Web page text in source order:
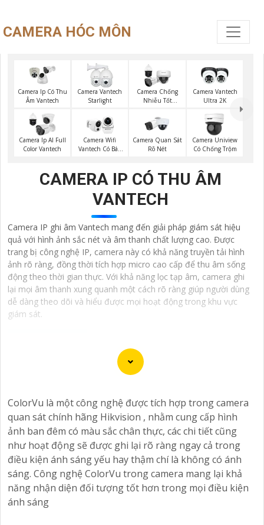
CAMERA HÓC MÔN
Camera Ip Có Thu
Âm Vantech
Camera Vantech
Starlight
Camera Chống
Nhiễu Tốt
Camera Vantech
Ultra 2K
Camera Ip AI Full
Color Vantech
Camera Wifi
Vantech Có Báo
Camera Quan Sát
Rõ Nét
Camera Uniview
Có Chống Trộm
CAMERA IP CÓ THU ÂM
VANTECH
Camera IP ghi âm Vantech mang đến giải pháp giám sát hiệu
quả với hình ảnh sắc nét và âm thanh chất lượng cao. Được
trang bị công nghệ IP, camera này có khả năng truyền tải hình
ảnh rõ ràng, đồng thời tích hợp micro cao cấp để thu âm sống
động theo thời gian thực. Với khả năng lọc tạp âm, camera ghi
lại mọi âm thanh xung quanh một cách rõ ràng giúp người dùng
dễ dàng theo dõi và hiểu được mọi hoạt động trong khu vực
giám sát.
Camera Speed Dome Giám Sát Toàn Cảnh là lựa chọn
như bệnh viện, trường học, công ty, hay công trình xây
dựng. Với khả năng quét góc nhìn lên đến 360 độ và
zoom quang học mạnh mẽ, bạn có thể dễ dàng giám
sát toàn bộ khu vực một cách chi tiết và chính xác.
Camera còn tích hợp nhiều tính năng thông minh như
nhận diện khuôn mặt, cảnh báo chuyển động và ghi
hình chất lượng cao, giúp bạn bảo vệ tài sản và người
thân một cách hiệu quả. Với thiết kế chắc chắn và khả
ColorVu là một công nghệ được tích hợp trong camera
quan sát chính hãng Hikvision , nhằm cung cấp hình
ảnh ban đêm có màu sắc chân thực, các chi tiết cũng
như hoạt động sẽ được ghi lại rõ ràng ngay cả trong
điều kiện ánh sáng yếu hay thậm chí là không có ánh
sáng. Công nghệ ColorVu trong camera mang lại khả
năng nhận diện đối tượng tốt hơn trong mọi điều kiện
ánh sáng